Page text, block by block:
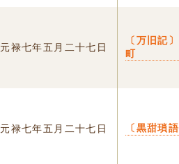
元禄七年五月二十七日
〔万旧記
町
元禄七年五月二十七日 〔黒甜瑣